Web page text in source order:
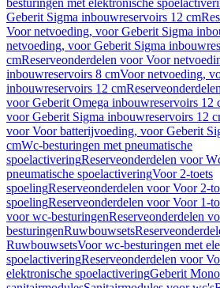
besturingen met elektronische
Geberit Sigma inbouwreservoirs 12 cm
Voor netvoeding, voor Geberit Sigma
netvoeding, voor Geberit Sigma
cmReserveonderdelen voor Voor
inbouwreservoirs 8 cmVoor netvoeding,
inbouwreservoirs 12 cm
voor Geberit Omega inbouwreservoirs 12
voor Geberit Sigma inbouwreservoirs 12
voor Voor batterijvoeding, voor Geberit
cmWc-besturingen met pneumatische
spoelactiveringReserveonderdelen voor
pneumatische spoelactiveringVoor 2-toets
spoelingReserveonderdelen voor Voor 2-
spoelingReserveonderdelen voor Voor 1-
voor wc-besturingenReserveonderdelen
besturingenRuwbouwsets
RuwbouwsetsVoor wc-besturingen met
spoelactiveringReserveonderdelen voor
elektronische spoelactiveringGeberit